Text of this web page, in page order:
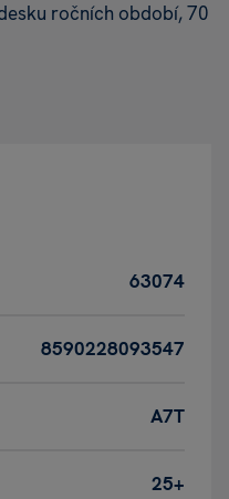
ročních období, 70
63074
8590228093547
A7T
25+